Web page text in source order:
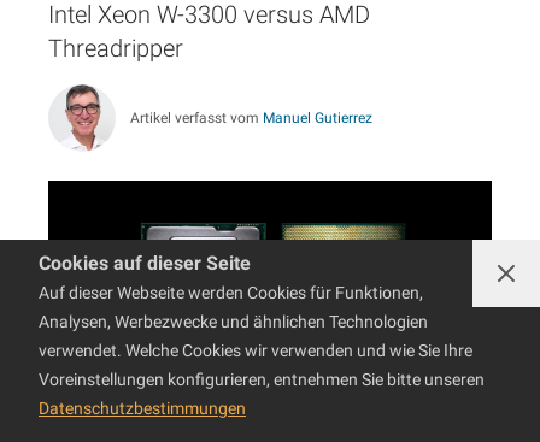
Cookies auf dieser Seite
Auf dieser Webseite werden Cookies für Funktionen,
Analysen, Werbezwecke und ähnlichen Technologien
verwendet. Welche Cookies wir verwenden und wie Sie Ihre
Voreinstellungen konfigurieren, entnehmen Sie bitte unseren
Datenschutzbestimmungen
Intel Xeon W-3300 versus AMD
Threadripper
Artikel verfasst vom Manuel Gutierrez